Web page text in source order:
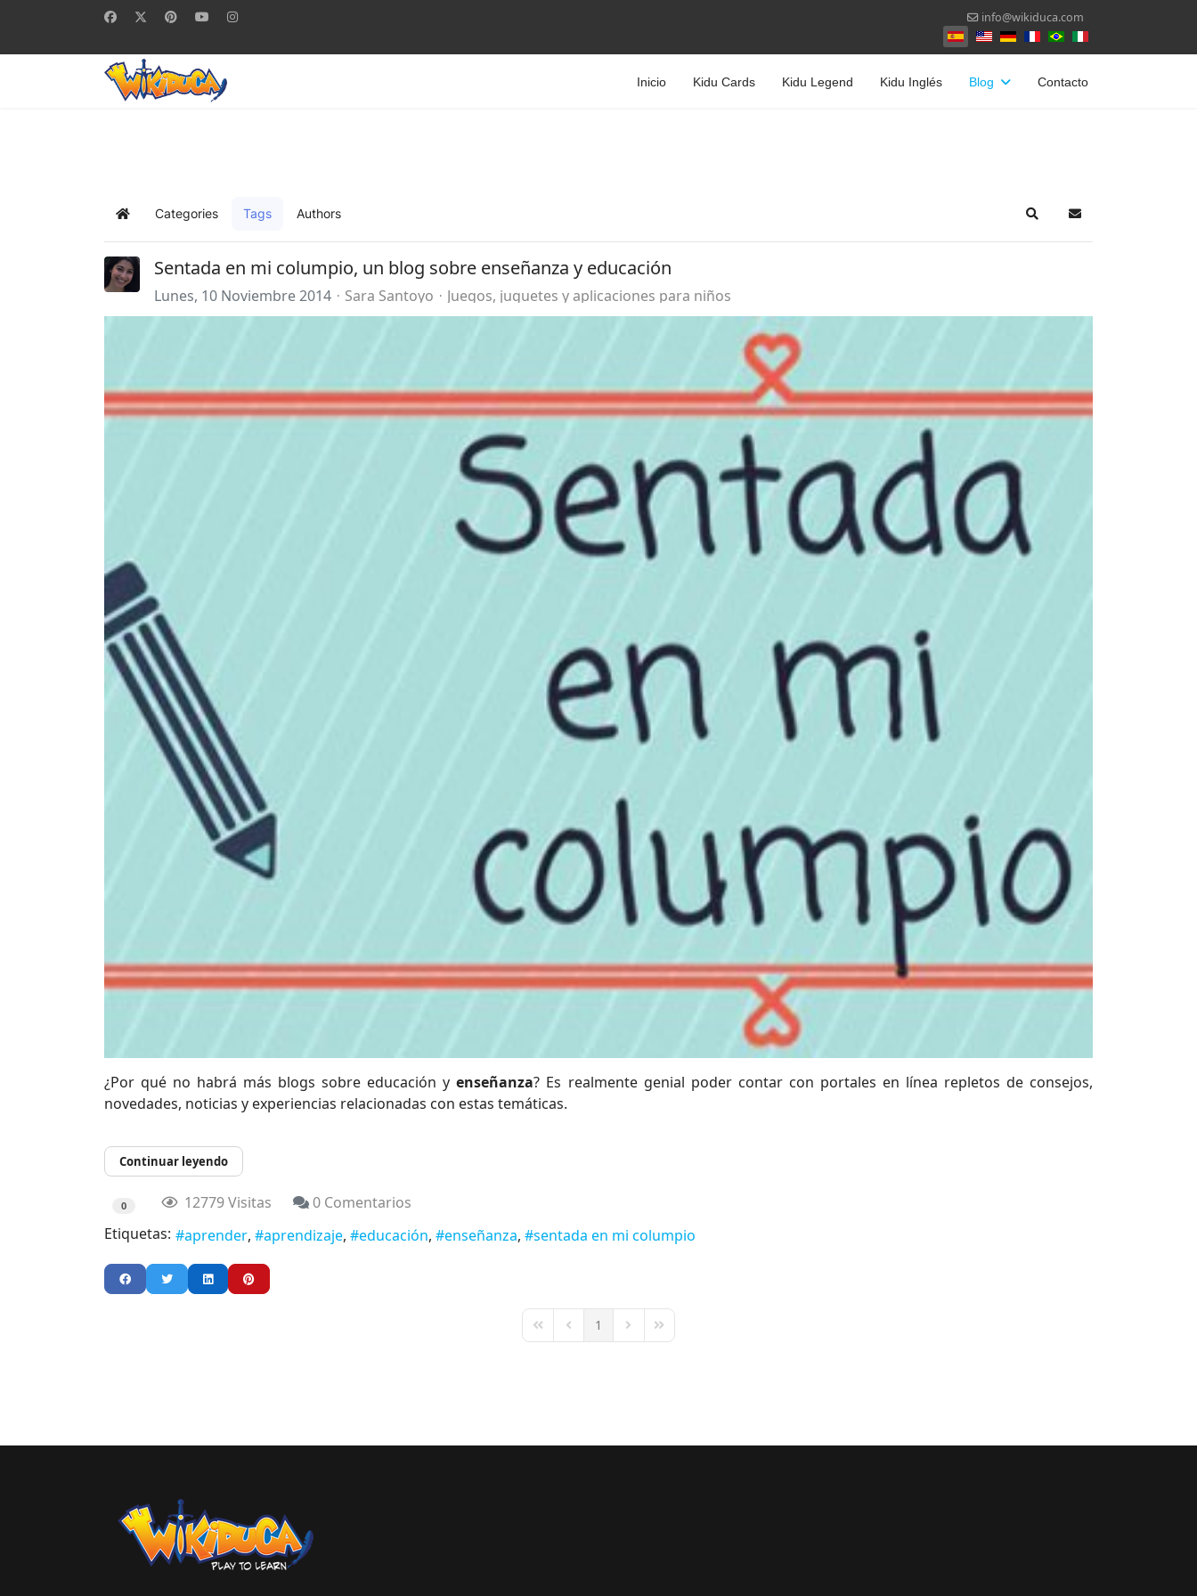
info@wikiduca.com
Seleccione su idioma
Inicio Kidu Cards Kidu Legend Kidu Inglés Blog Contacto
Home Categories Tags Authors SearchSuscribirse a las
Sentada en mi columpio, un blog sobre enseñanza y educación
Lunes, 10 Noviembre 2014 Sara Santoyo Juegos, juguetes y aplicaciones para niños
¿Por qué no habrá más blogs sobre educación yenseñanza? Es realmente genial poder contar con portales en línea repletos de consejos,
novedades, noticias y experiencias relacionadas con estas temáticas.
Continuar leyendo
0 12779 Visitas
0 Comentarios
Etiquetas:
aprender aprendizaje educación enseñanza sentada en mi columpio
First PagePrevious Page
1 Next PageLast Page